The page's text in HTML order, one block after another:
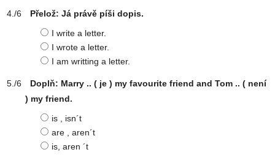
Přelož: Já právě píši dopis.
I write a letter.
I wrote a letter.
I am writting a letter.
Doplň: Marry .. ( je ) my favourite friend and Tom .. ( není
) my friend.
is , isn´t
are , aren´t
is, aren ´t